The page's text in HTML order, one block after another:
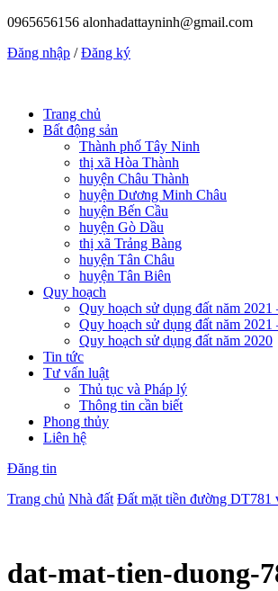
0965656156 alonhadattayninh@gmail.com
Đăng nhập /Đăng ký
Trang chủ
Bất động sản
Thành phố Tây Ninh
thị xã Hòa Thành
huyện Châu Thành
huyện Dương Minh Châu
huyện Bến Cầu
huyện Gò Dầu
thị xã Trảng Bàng
huyện Tân Châu
huyện Tân Biên
Quy hoạch
Quy hoạch sử dụng đất năm 2021
Quy hoạch sử dụng đất năm
Quy hoạch sử dụng đất năm 2020
Tin tức
Tư vấn luật
Thủ tục và Pháp lý
Thông tin cần biết
Phong thủy
Liên hệ
Đăng tin
Trang chủ Nhà đất Đất mặt tiền đường DT781
dat-mat-tien-duong-